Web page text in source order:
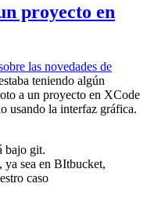
proyecto en
las novedades de
teniendo algún
a un proyecto en XCode
usando la interfaz gráfica.
bajo git.
sea en BItbucket,
caso